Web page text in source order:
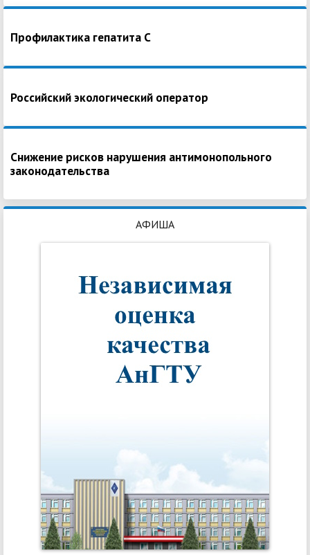
Профилактика гепатита С
Российский экологический оператор
Снижение рисков нарушения антимонопольного
законодательства
АФИША